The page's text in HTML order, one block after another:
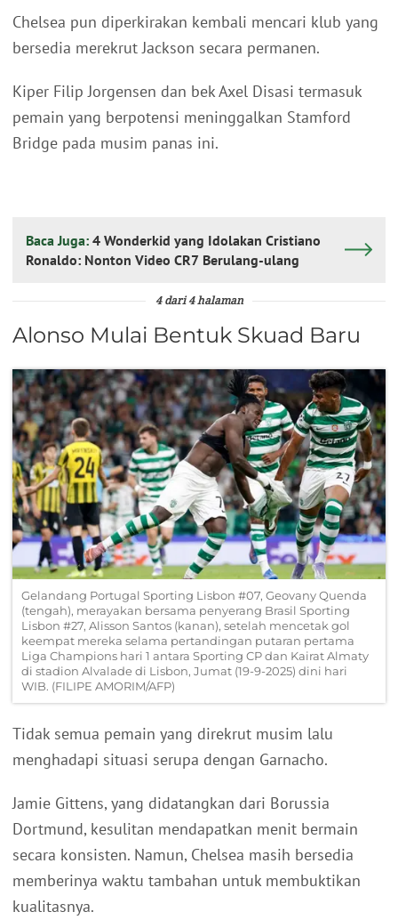
Chelsea pun diperkirakan kembali mencari klub yang
bersedia merekrut Jackson secara permanen.
Kiper Filip Jorgensen dan bek Axel Disasi termasuk
pemain yang berpotensi meninggalkan Stamford
Bridge pada musim panas ini.
Baca Juga: 4 Wonderkid yang Idolakan Cristiano
Ronaldo: Nonton Video CR7 Berulang-ulang
4 dari 4 halaman
Alonso Mulai Bentuk Skuad Baru
Gelandang Portugal Sporting Lisbon #07, Geovany Quenda
(tengah), merayakan bersama penyerang Brasil Sporting
Lisbon #27, Alisson Santos (kanan), setelah mencetak gol
keempat mereka selama pertandingan putaran pertama
Liga Champions hari 1 antara Sporting CP dan Kairat Almaty
di stadion Alvalade di Lisbon, Jumat (19-9-2025) dini hari
WIB. (FILIPE AMORIM/AFP)
Tidak semua pemain yang direkrut musim lalu
menghadapi situasi serupa dengan Garnacho.
Jamie Gittens, yang didatangkan dari Borussia
Dortmund, kesulitan mendapatkan menit bermain
secara konsisten. Namun, Chelsea masih bersedia
memberinya waktu tambahan untuk membuktikan
kualitasnya.